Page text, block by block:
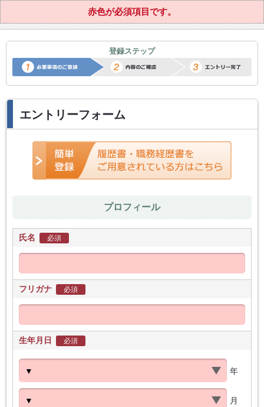
正社員転職サポートエントリー
登録ステップ
エントリーフォーム
プロフィール
氏名 必須
フリガナ 必須
生年月日 必須
年
月
赤色が必須項目です。